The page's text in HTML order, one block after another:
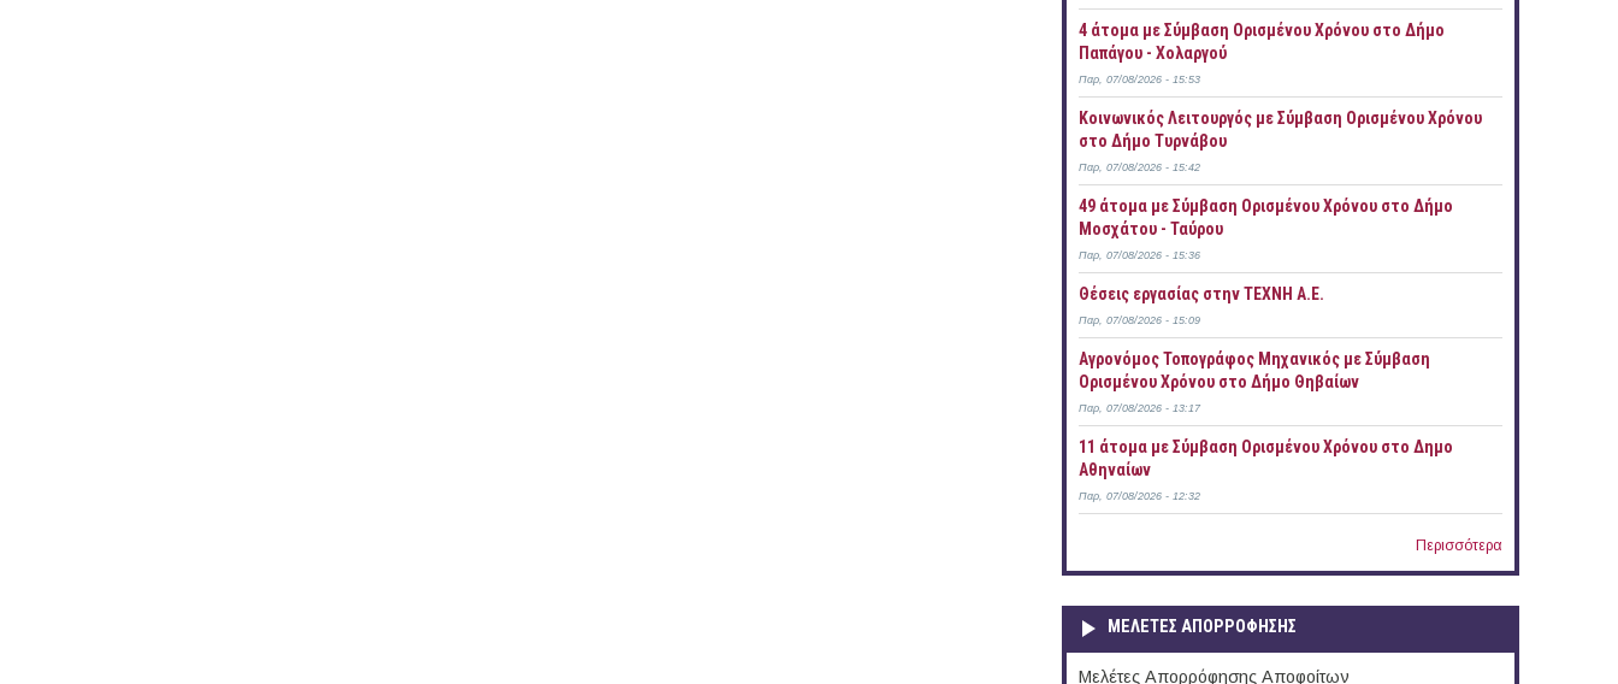
4 άτομα με Σύμβαση Ορισμένου Χρόνου στο Δήμο
Παπάγου - Χολαργού
Παρ, 07/08/2026 - 15:53
Κοινωνικός Λειτουργός με Σύμβαση Ορισμένου Χρόνου
στο Δήμο Τυρνάβου
Παρ, 07/08/2026 - 15:42
49 άτομα με Σύμβαση Ορισμένου Χρόνου στο Δήμο
Μοσχάτου - Ταύρου
Παρ, 07/08/2026 - 15:36
Θέσεις εργασίας στην ΤΕΧΝΗ Α.Ε.
Παρ, 07/08/2026 - 15:09
Αγρονόμος Τοπογράφος Μηχανικός με Σύμβαση
Ορισμένου Χρόνου στο Δήμο Θηβαίων
Παρ, 07/08/2026 - 13:17
11 άτομα με Σύμβαση Ορισμένου Χρόνου στο Δημο
Αθηναίων
Παρ, 07/08/2026 - 12:32
Περισσότερα
ΜΕΛΕΤΕΣ ΑΠΟΡΡΟΦΗΣΗΣ
Μελέτες Απορρόφησης Αποφοίτων